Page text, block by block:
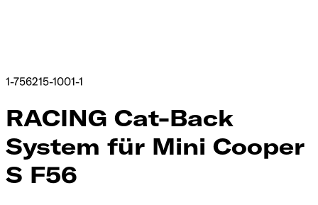
1-756215-1001-1
RACING Cat-Back
System für Mini Cooper
S F56